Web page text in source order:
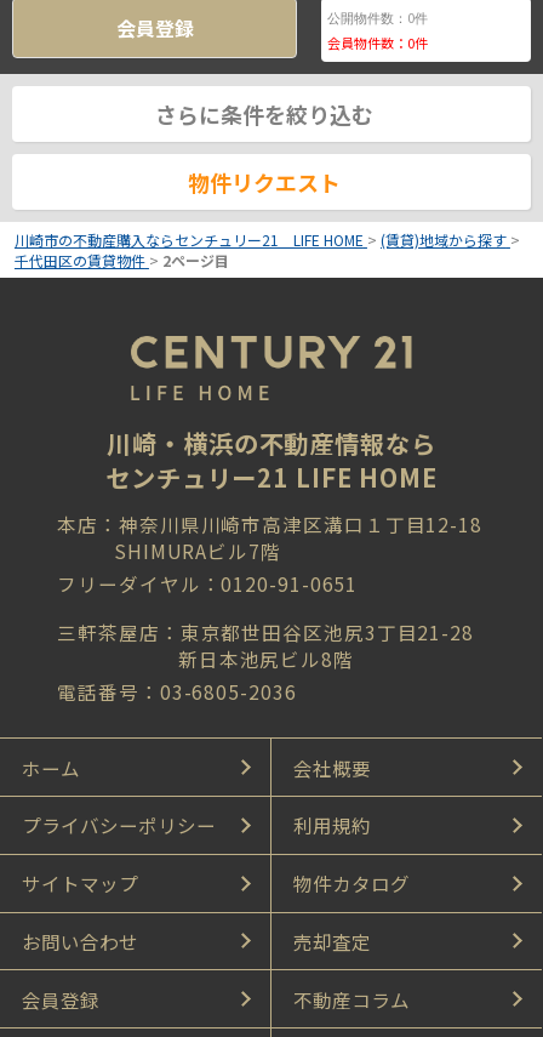
会員登録 公開物件数： 0件
会員物件数： 0件
さらに条件を絞り込む
物件リクエスト
川崎市の不動産購入ならセンチュリー21 LIFE HOME > (賃貸)地域から探す >
千代田区の賃貸物件 > 2ページ目
川崎・横浜の不動産情報なら
センチュリー21 LIFE HOME
本店：神奈川県川崎市高津区溝口１丁目12-18
SHIMURAビル7階
フリーダイヤル：0120-91-0651
三軒茶屋店：東京都世田谷区池尻3丁目21-28
新日本池尻ビル8階
電話番号：03-6805-2036
ホーム 会社概要
プライバシーポリシー 利用規約
サイトマップ 物件カタログ
お問い合わせ 売却査定
会員登録 不動産コラム